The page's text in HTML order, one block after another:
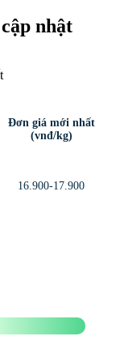
nhật
Đơn giá mới nhất
(vnđ/kg)
16.900-17.900